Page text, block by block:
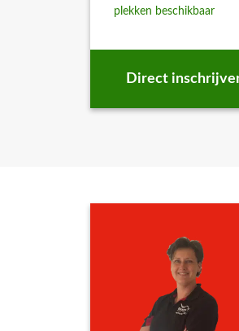
organisatie? Laat dan je
op om jouw wensen te
plekken beschikbaar
Direct